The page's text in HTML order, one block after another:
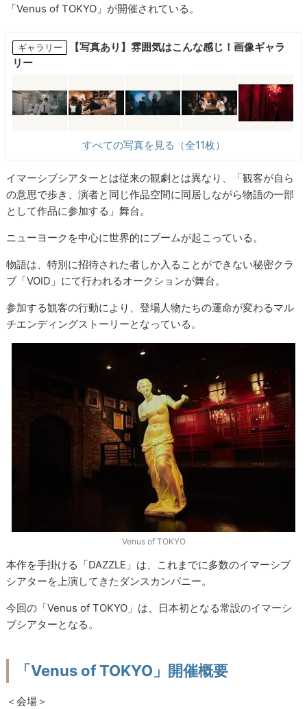
「Venus of TOKYO」が開催されている。
ギャラリー
【写真あり】雰囲気はこんな感じ！画像ギャラ
リー
すべての写真を見る（全11枚）
イマーシブシアターとは従来の観劇とは異なり、「観客が自ら
の意思で歩き、演者と同じ作品空間に同居しながら物語の一部
として作品に参加する」舞台。
ニューヨークを中心に世界的にブームが起こっている。
物語は、特別に招待された者しか入ることができない秘密クラ
ブ「VOID」にて行われるオークションが舞台。
参加する観客の行動により、登場人物たちの運命が変わるマル
チエンディングストーリーとなっている。
Venus of TOKYO
本作を手掛ける「DAZZLE」は、これまでに多数のイマーシブ
シアターを上演してきたダンスカンパニー。
今回の「Venus of TOKYO」は、日本初となる常設のイマーシ
ブシアターとなる。
「Venus of TOKYO」開催概要
＜会場＞